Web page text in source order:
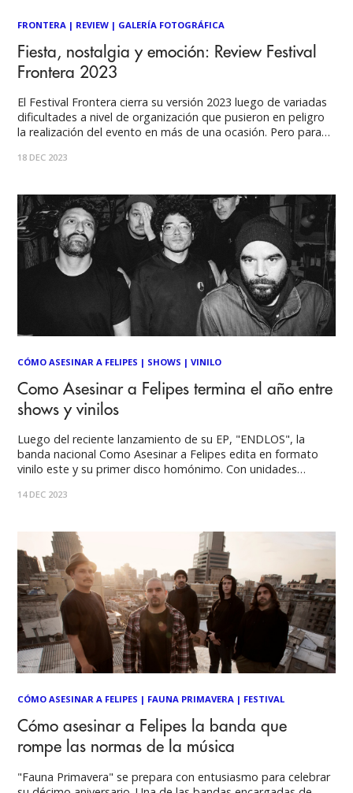
FRONTERA | REVIEW | GALERÍA FOTOGRÁFICA
Fiesta, nostalgia y emoción: Review Festival
Frontera 2023
El Festival Frontera cierra su versión 2023 luego de variadas
dificultades a nivel de organización que pusieron en peligro
la realización del evento en más de una ocasión. Pero para
posible disfrutar del festival en el Movistar Arena. La
18 DEC 2023
CÓMO ASESINAR A FELIPES | SHOWS |VINILO
Como Asesinar a Felipes termina el año entre
shows y vinilos
Luego del reciente lanzamiento de su EP, "ENDLOS", la
banda nacional Como Asesinar a Felipes edita en formato
vinilo este y su primer disco homónimo. Con unidades
disco debut que fue remasterizado el 2023 por el aclamado
14 DEC 2023
CÓMO ASESINAR A FELIPES | FAUNA PRIMAVERA | FESTIVAL
Cómo asesinar a Felipes la banda que
rompe las normas de la música
"Fauna Primavera" se prepara con entusiasmo para celebrar